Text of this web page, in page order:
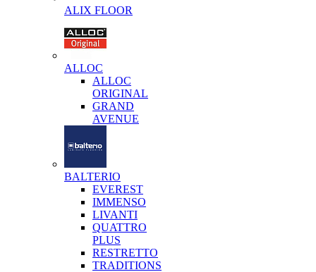
ALIX FLOOR
ALLOC
ALLOC
ORIGINAL
GRAND
AVENUE
BALTERIO
EVEREST
IMMENSO
LIVANTI
QUATTRO
PLUS
RESTRETTO
TRADITIONS